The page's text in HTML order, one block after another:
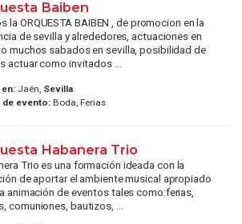
Baiben
la ORQUESTA BAIBEN , de promocion en la
de sevilla y alrededores, actuaciones en
muchos sabados en sevilla, posibilidad de
actuar como invitados ...
Jaén, Sevilla
de evento:Boda, Ferias
Habanera Trio
Trio es una formación ideada con la
de aportar el ambiente musical apropiado
animación de eventos tales como:ferias,
comuniones, bautizos, ...